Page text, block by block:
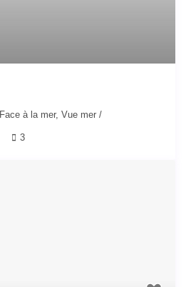
Face à la mer,Vue mer /
3